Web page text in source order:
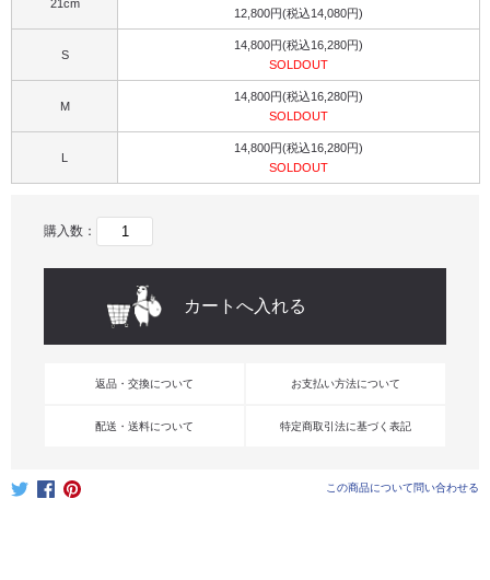
21cm
12,800円(税込14,080円)
S
14,800円(税込16,280円)
SOLDOUT
M
14,800円(税込16,280円)
SOLDOUT
L
14,800円(税込16,280円)
SOLDOUT
購入数：
返品・交換について お支払い方法について
配送・送料について 特定商取引法に基づく表記
この商品について問い合わせる